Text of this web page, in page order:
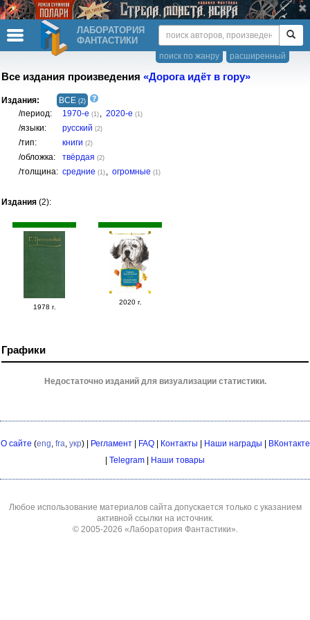
ЛАБОРАТОРИЯ
ФАНТАСТИКИ
расширенный
поиск по жанру
Все издания произведения «Дорога идёт в гору»
Издания: ВСЕ (2)
/период: 1970-е (1) , 2020-е (1)
/языки: русский (2)
/тип: книги (2)
/обложка: твёрдая (2)
/толщина: средние (1) , огромные (1)
Издания (2):
1978 г.
2020 г.
Графики
Недостаточно изданий для визуализации статистики.
О сайте (eng, fra, укр) | Регламент| FAQ| Контакты Наши награды
ВКонтакте
Telegram Наши товары
Любое использование материалов сайта допускается только с указанием
активной ссылки на источник.
© 2005-2026 «Лаборатория Фантастики».